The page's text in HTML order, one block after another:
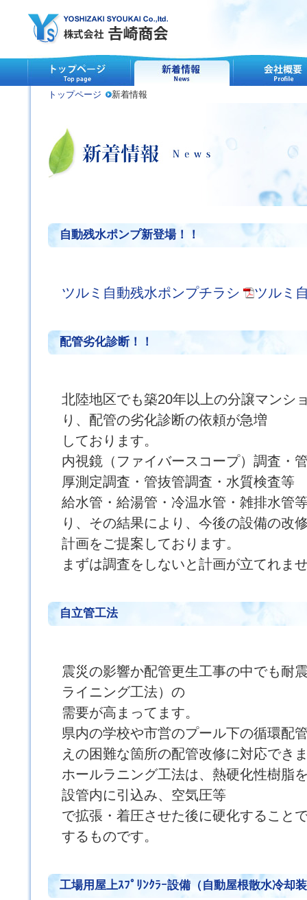
トップページ 新着情報
自動残水ポンプ新登場！！
ツルミ自動残水ポンプチラシ ツルミ
配管劣化診断！！
北陸地区でも築20年以上の分譲マンシ
り、配管の劣化診断の依頼が急増
しております。
内視鏡（ファイバースコープ）調査・
厚測定調査・管抜管調査・水質検査等
給水管・給湯管・冷温水管・雑排水管
り、その結果により、今後の設備の改
計画をご提案しております。
まずは調査をしないと計画が立てれま
自立管工法
震災の影響か配管更生工事の中でも耐
ライニング工法）の
需要が高まってます。
県内の学校や市営のプール下の循環配
えの困難な箇所の配管改修に対応でき
ホールラニング工法は、熱硬化性樹脂
設管内に引込み、空気圧等
で拡張・着圧させた後に硬化すること
するものです。
工場用屋上ｽﾌﾟﾘﾝｸﾗｰ設備（自動屋根散水冷却